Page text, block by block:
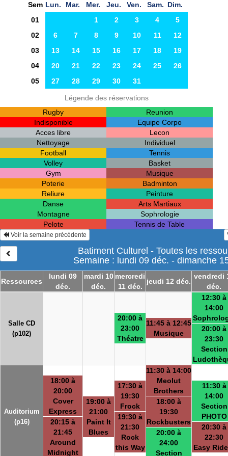
Sem Lun. Mar. Mer. Jeu. Ven. Sam. Dim.
01
1 2 3 4
5
02
6 7 8 9 10 11
12
03
13 14 15 16 17 18
19
04
20 21 22 23 24 25
26
05
27 28 29 30 31
Légende des réservations
Rugby
Reunion
Indisponible
Equipe Corpo
Acces libre
Lecon
Nettoyage
Individuel
Football
Tennis
Volley
Basket
Gym
Musique
Poterie
Badminton
Reliure
Peinture
Danse
Arts Martiaux
Montagne
Sophrologie
Pelote
Tennis de Table
Voir la semaine précédente
Batiment Culturel - Toutes les
Semaine : lundi 09 déc. - dimanche
Ressources
lundi 09
déc.
mardi 10
déc.
mercredi
11 déc.
jeudi 12 déc.
vendredi
déc.
Salle CD
(p102)
20:00 à
23:00
Théatre
11:45 à 12:45
Musique
12:30 à
14:00
20:00 à
23:30
Section
Auditorium
(p16)
18:00 à
20:00
Cover
Express
20:15 à
21:45
Around
Midnight
19:00 à
21:00
Paint It
Blues
17:30 à
19:30
Frock
19:30 à
21:30
Rock
this Way
11:30 à 14:00
Meolut
Brothers
18:00 à
19:30
Rockbusters
20:00 à
24:00
Section
11:30 à
14:00
Section
PHOTO
20:30 à
22:30
Easy